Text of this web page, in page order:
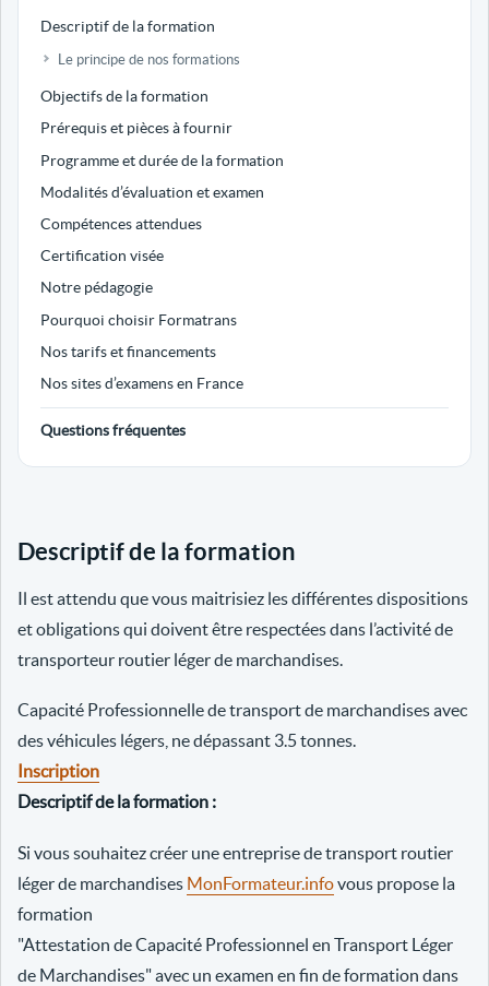
Descriptif de la formation
Le principe de nos formations
Objectifs de la formation
Prérequis et pièces à fournir
Programme et durée de la formation
Modalités d’évaluation et examen
Compétences attendues
Certification visée
Notre pédagogie
Pourquoi choisir Formatrans
Nos tarifs et financements
Nos sites d’examens en France
Questions fréquentes
Descriptif de la formation
Il est attendu que vous maitrisiez les différentes dispositions
et obligations qui doivent être respectées dans l’activité de
transporteur routier léger de marchandises.
Capacité Professionnelle de transport de marchandises avec
des véhicules légers, ne dépassant 3.5 tonnes.
Inscription
Descriptif de la formation :
Si vous souhaitez créer une entreprise de transport routier
léger de marchandises MonFormateur.infovous propose la
formation
"Attestation de Capacité Professionnel en Transport Léger
de Marchandises" avec un examen en fin de formation dans